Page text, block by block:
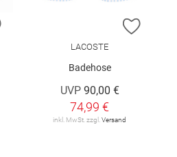
ZUR WUNSCHLISTE HINZUFÜGEN
ZUR
LACOSTE
Badehose
UVP 90,00 €
74,99 €
inkl. MwSt. zzgl. Versand